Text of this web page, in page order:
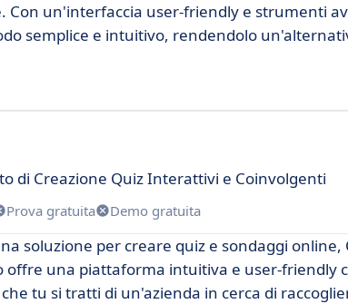
Con un'interfaccia user-friendly e strumenti
semplice e intuitivo, rendendolo
di Creazione Quiz Interattivi e Coinvolgenti
Prova gratuita Demo gratuita
soluzione per creare quiz e sondaggi
offre una piattaforma intuitiva e user-friendly
tu si tratti di un'azienda in cerca di